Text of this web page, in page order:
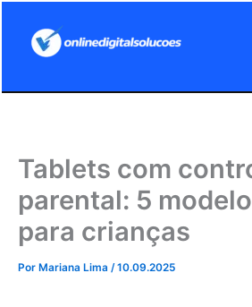
Tablets com
parental: 5
para crianças
Por Mariana Lima /10.09.2025